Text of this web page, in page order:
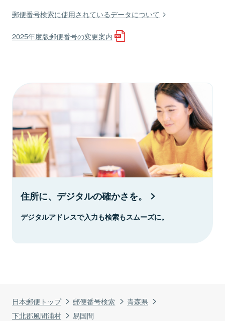
日本郵便トップ 郵便番号検索
青森県
下北郡風間浦村
易国間
郵便番号検索に使用されているデータについて
2025年度版郵便番号の変更案内
住所に、デジタルの確かさを。
デジタルアドレスで入力も検索もスムーズに。